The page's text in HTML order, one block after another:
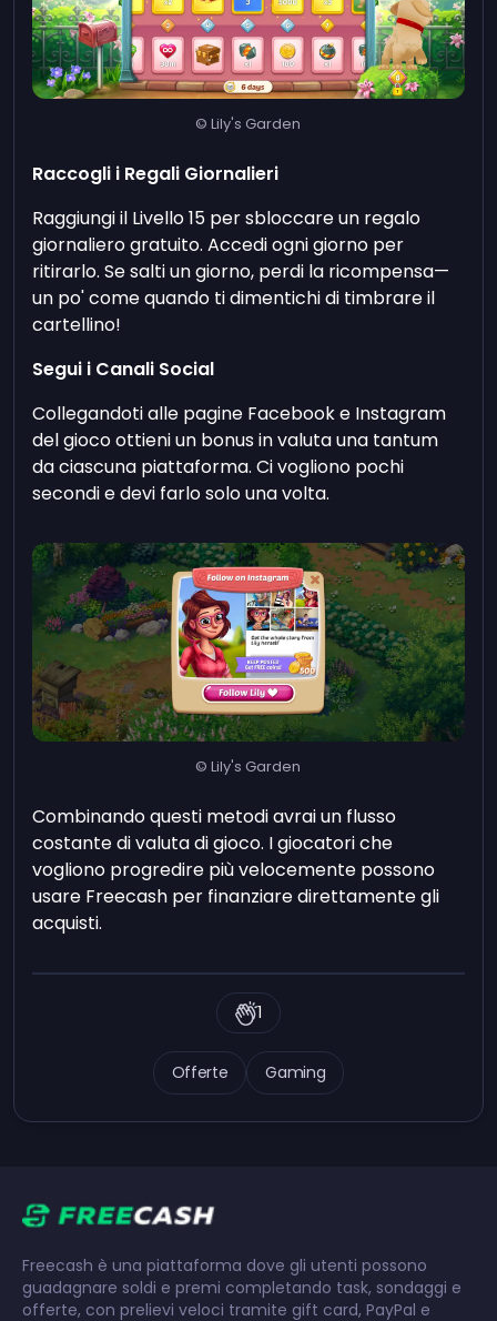
© Lily's Garden
Raccogli i Regali Giornalieri
Raggiungi il Livello 15 per sbloccare un regalo
giornaliero gratuito. Accedi ogni giorno per
ritirarlo. Se salti un giorno, perdi la ricompensa—
un po' come quando ti dimentichi di timbrare il
cartellino!
Segui i Canali Social
Collegandoti alle pagine Facebook e Instagram
del gioco ottieni un bonus in valuta una tantum
da ciascuna piattaforma. Ci vogliono pochi
secondi e devi farlo solo una volta.
© Lily's Garden
Combinando questi metodi avrai un flusso
costante di valuta di gioco. I giocatori che
vogliono progredire più velocemente possono
usare Freecash per finanziare direttamente gli
acquisti.
Offerte Gaming
1
Freecash è una piattaforma dove gli utenti possono
guadagnare soldi e premi completando task, sondaggi e
offerte, con prelievi veloci tramite gift card, PayPal e